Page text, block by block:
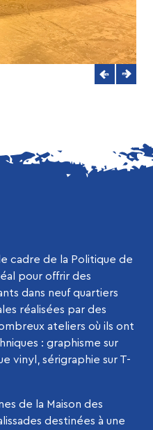
cadre de la Politique de
pour offrir des
dans neuf quartiers
réalisées par des
ateliers où ils ont
: graphisme sur
vinyl, sérigraphie sur T-
de la Maison des
destinées à une